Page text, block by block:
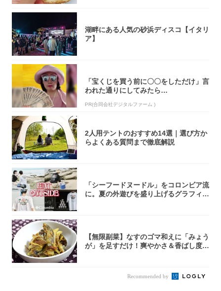
湖畔にある人気の砂浜ディスコ【イタリ
ア】
「宝くじを買う前に〇〇をしただけ」言
われた通りにしてみたら…
PR(合同会社デジタルファーム )
2人用テントのおすすめ14選｜選び方か
らよくある質問まで徹底解説
「シーフードヌードル」をコロンビア流
に。夏の外遊びを盛り上げるグラフィッ
【無限副菜】なすのゴマ和えに「みょう
が」を足すだけ！爽やかさ＆香ばし度1
Recommended by